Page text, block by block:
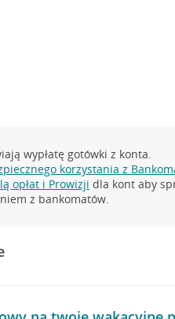
wypłatę gotówki z konta.
korzystania z
opłat i Prowizji dla kont aby
z bankomatów.